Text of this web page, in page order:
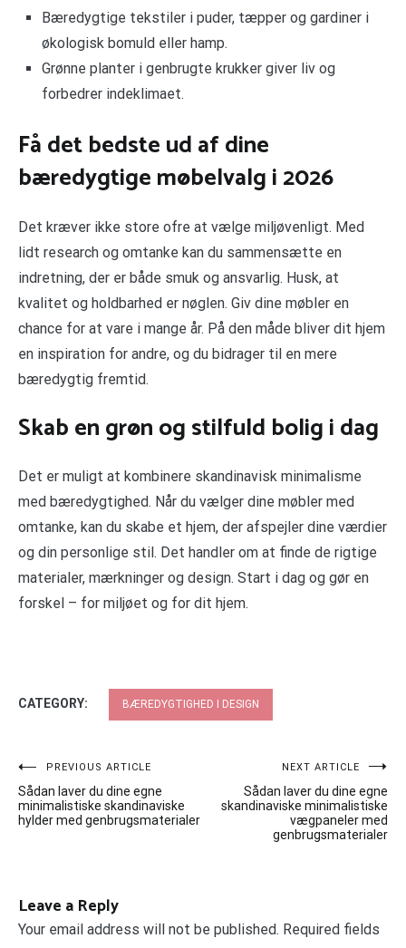
Bæredygtige tekstiler i puder, tæpper og gardiner i
økologisk bomuld eller hamp.
Grønne planter i genbrugte krukker giver liv og
forbedrer indeklimaet.
Få det bedste ud af dine
bæredygtige møbelvalg i 2026
Det kræver ikke store ofre at vælge miljøvenligt. Med
lidt research og omtanke kan du sammensætte en
indretning, der er både smuk og ansvarlig. Husk, at
kvalitet og holdbarhed er nøglen. Giv dine møbler en
chance for at vare i mange år. På den måde bliver dit hjem
en inspiration for andre, og du bidrager til en mere
bæredygtig fremtid.
Skab en grøn og stilfuld bolig i dag
Det er muligt at kombinere skandinavisk minimalisme
med bæredygtighed. Når du vælger dine møbler med
omtanke, kan du skabe et hjem, der afspejler dine værdier
og din personlige stil. Det handler om at finde de rigtige
materialer, mærkninger og design. Start i dag og gør en
forskel – for miljøet og for dit hjem.
CATEGORY: BÆREDYGTIGHED I DESIGN
Post
navigation
PREVIOUS ARTICLE
Sådan laver du dine egne
minimalistiske skandinaviske
hylder med genbrugsmaterialer
NEXT ARTICLE
Sådan laver du dine egne
skandinaviske minimalistiske
vægpaneler med
genbrugsmaterialer
Leave a Reply
Your email address will not be published. Required fields